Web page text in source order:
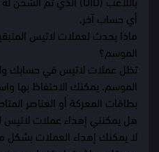
أي حساب آخر.
ماذا يحدث لعملات لاتيس
الموسم؟
تظل عملات لاتيس في حسابك ولا
الموسم. يمكنك الاحتفاظ بها
بطاقات المعركة أو العناصر
هل يمكنني إهداء عملات
لا يمكنك إهداء العملات